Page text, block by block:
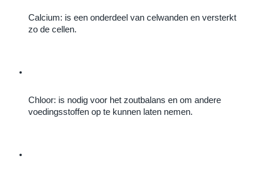
Calcium: is een onderdeel van celwanden en versterkt
zo de cellen.
Chloor: is nodig voor het zoutbalans en om andere
voedingsstoffen op te kunnen laten nemen.